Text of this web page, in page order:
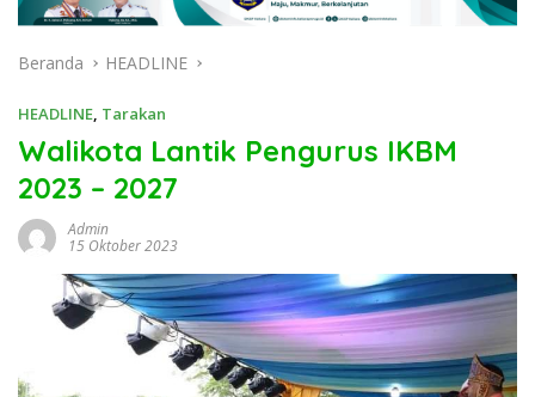
Beranda HEADLINE
HEADLINE, Tarakan
Walikota Lantik Pengurus IKBM
2023 – 2027
Admin
15 Oktober 2023